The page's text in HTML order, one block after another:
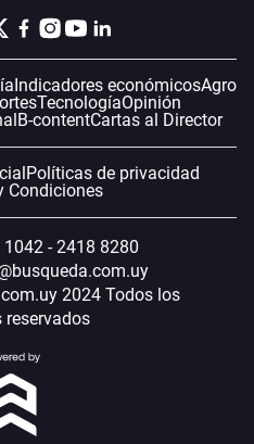
Indicadores económicosAgro
TecnologíaOpinión
B-contentCartas al Director
Políticas de privacidad
Condiciones
- 2418 8280
2024 Todos los
reservados